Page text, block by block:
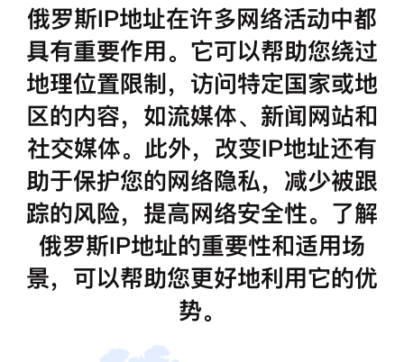
俄罗斯IP地址在许多网络活动中都
具有重要作用。它可以帮助您绕过
地理位置限制，访问特定国家或地
区的内容，如流媒体、新闻网站和
社交媒体。此外，改变IP地址还有
助于保护您的网络隐私，减少被跟
踪的风险，提高网络安全性。了解
俄罗斯IP地址的重要性和适用场
景，可以帮助您更好地利用它的优
势。